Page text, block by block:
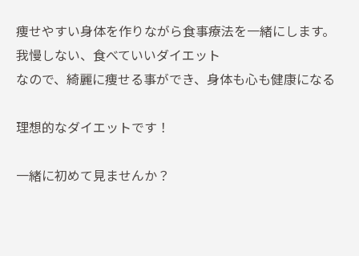
痩せやすい身体を作りながら食事療法を一緒にします。
我慢しない、食べていいダイエット
なので、綺麗に痩せる事ができ、身体も心も健康になる
理想的なダイエットです！
一緒に初めて見ませんか？